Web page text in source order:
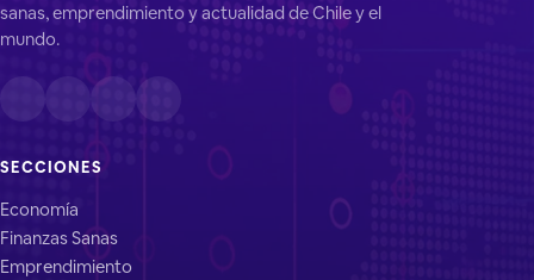
sanas, emprendimiento y actualidad de Chile y el
mundo.
SECCIONES
Economía
Finanzas Sanas
Emprendimiento